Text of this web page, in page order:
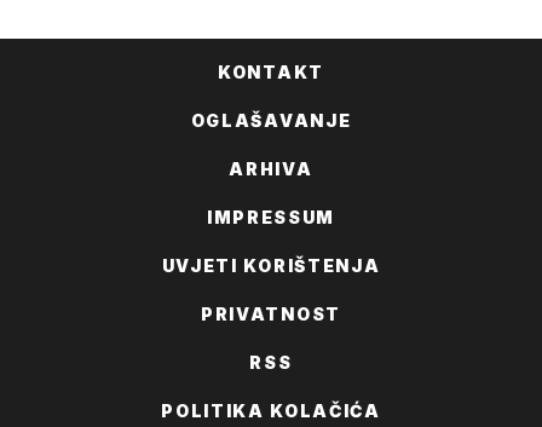
KONTAKT
OGLAŠAVANJE
ARHIVA
IMPRESSUM
UVJETI KORIŠTENJA
PRIVATNOST
RSS
POLITIKA KOLAČIĆA